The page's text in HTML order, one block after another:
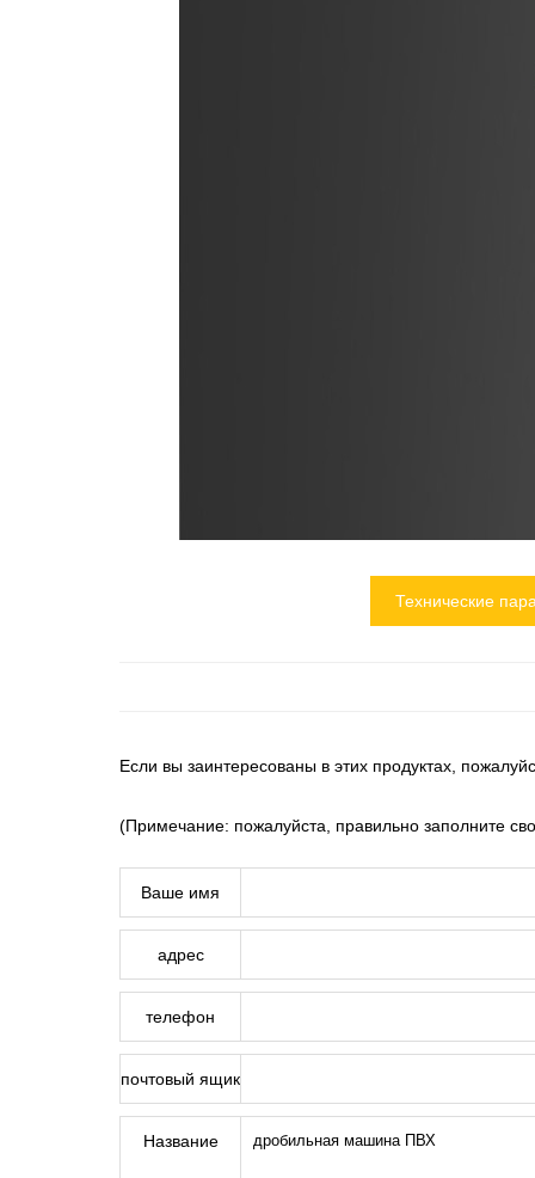
Технические
Если вы заинтересованы в этих продуктах,
(Примечание: пожалуйста, правильно заполните
Ваше имя
адрес
телефон
почтовый ящик
Название